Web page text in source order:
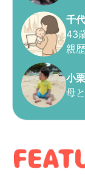
千
43
親
小栗
母